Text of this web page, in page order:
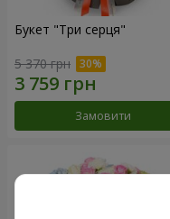
Букет "Три серця"
5 370 грн
Замовити